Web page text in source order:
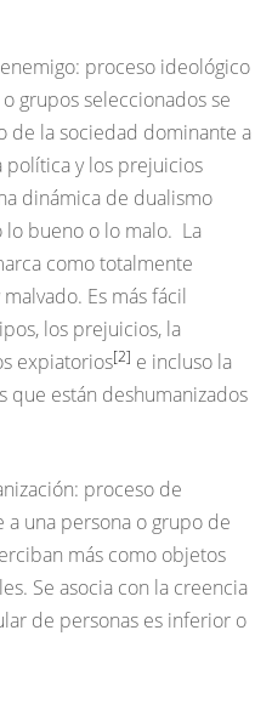
proceso ideológico
grupos seleccionados se
de la sociedad dominante a
política y los prejuicios
dinámica de dualismo
lo bueno o lo malo. La
como totalmente
Es más fácil
los prejuicios, la
expiatorios[2] e incluso la
que están deshumanizados
proceso de
una persona o grupo de
más como objetos
Se asocia con la creencia
de personas es inferior o